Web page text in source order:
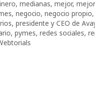
, medianas, mejor,
, negocio, negocio propio,
, presidente y CEO de
, pymes, redes sociales,